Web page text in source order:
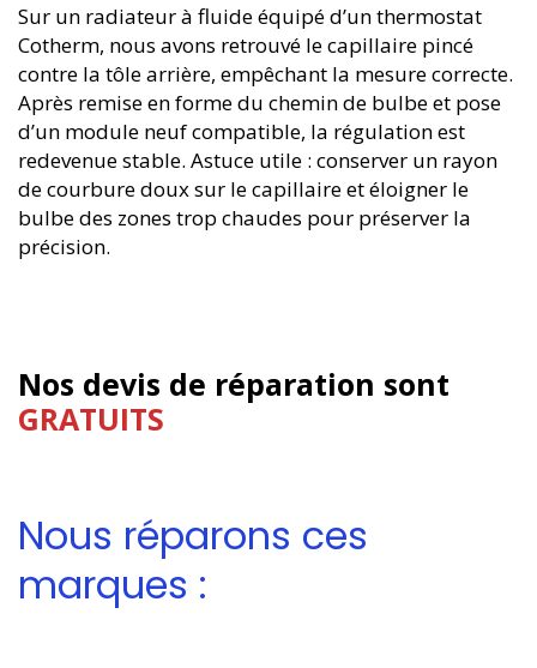
Sur un radiateur à fluide équipé d’un thermostat
Cotherm, nous avons retrouvé le capillaire pincé
contre la tôle arrière, empêchant la mesure correcte.
Après remise en forme du chemin de bulbe et pose
d’un module neuf compatible, la régulation est
redevenue stable. Astuce utile : conserver un rayon
de courbure doux sur le capillaire et éloigner le
bulbe des zones trop chaudes pour préserver la
précision.
Nos devis de réparation sont
GRATUITS
Nous réparons ces
marques :